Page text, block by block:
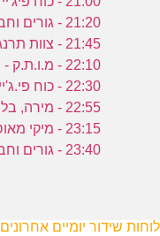
21:20 - גורים וחברים ע.3 - פרק 61
21:45 - צוות תרנגול - פרק 8
22:10 - מ.ו.ת.ק - פרק 8
22:30 - כוח פי.ג'יי ע.2 - פרק 52
22:55 - מירה, בלשית מלכותית - פרק 7
23:15 - מיקי מאוס - כייף של בית - פרק 7
23:40 - גורים וחברים ע.3 - פרק 62
לוחות שידור יומיים אחרונים